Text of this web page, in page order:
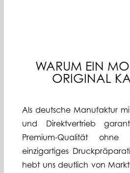
WARUM EIN
ORIGINAL
Als deutsche Manufaktur
und Direktvertrieb
Premium-Qualität ohne
einzigartiges
hebt uns deutlich von